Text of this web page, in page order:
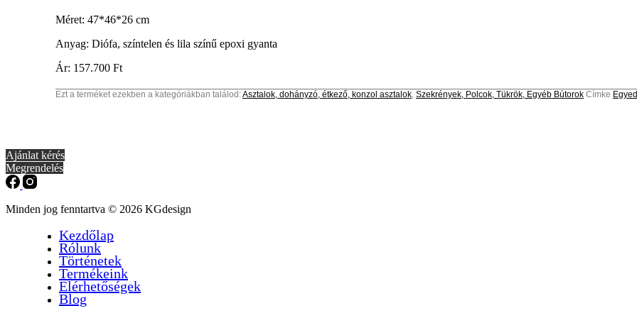
Méret: 47*46*26 cm
Anyag: Diófa, színtelen és lila színű epoxi gyanta
Ár: 157.700 Ft
Ezt a terméket ezekben a kategóriákban találod:Asztalok, dohányzó, étkező, konzol asztalok Szekrények, Polcok, Tükrök, Egyéb Bútorok Címke
Ajánlat kérés
Megrendelés
Minden jog fenntartva © 2026 KGdesign
Kezdőlap
Rólunk
Történetek
Termékeink
Elérhetőségek
Blog